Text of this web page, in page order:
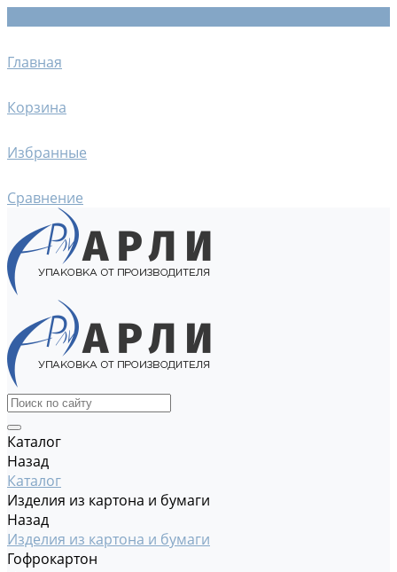
Главная
Корзина
Избранные
Сравнение
Каталог
Назад
Каталог
Изделия из картона и бумаги
Назад
Изделия из картона и бумаги
Гофрокартон